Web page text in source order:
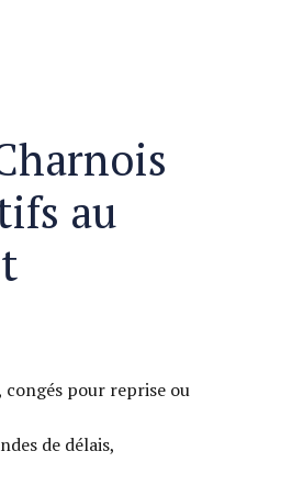
au
pour reprise ou
de délais,